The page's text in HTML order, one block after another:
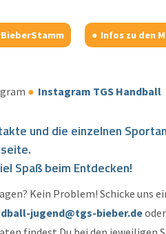
Infos zu den
Instagram TGS Handball
und die einzelnen
Spaß beim Entdecken!
Kein Problem! Schicke uns
jugend@tgs-bieber.de